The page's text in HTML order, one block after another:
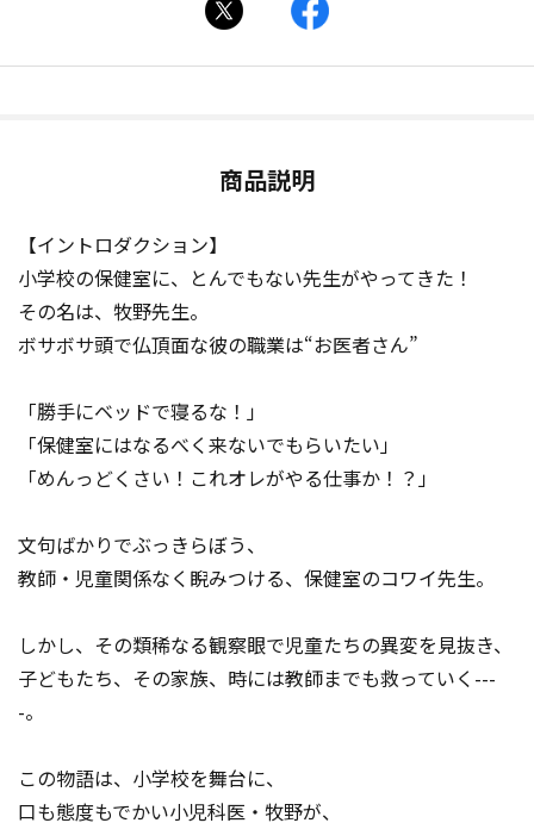
商品説明
【イントロダクション】
小学校の保健室に、とんでもない先生がやってきた！
その名は、牧野先生。
ボサボサ頭で仏頂面な彼の職業は“お医者さん”
「勝手にベッドで寝るな！」
「保健室にはなるべく来ないでもらいたい」
「めんっどくさい！これオレがやる仕事か！？」
文句ばかりでぶっきらぼう、
教師・児童関係なく睨みつける、保健室のコワイ先生。
しかし、その類稀なる観察眼で児童たちの異変を見抜き、
子どもたち、その家族、時には教師までも救っていく---
-。
この物語は、小学校を舞台に、
口も態度もでかい小児科医・牧野が、